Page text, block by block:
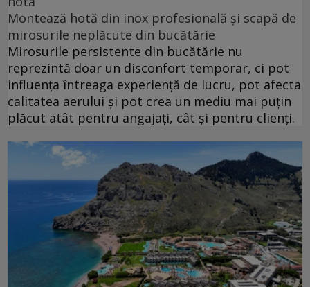
Montează hotă din inox profesională și scapă de
mirosurile neplăcute din bucătărie
Mirosurile persistente din bucătărie nu
reprezintă doar un disconfort temporar, ci pot
influența întreaga experiență de lucru, pot afecta
calitatea aerului și pot crea un mediu mai puțin
plăcut atât pentru angajați, cât și pentru clienți.